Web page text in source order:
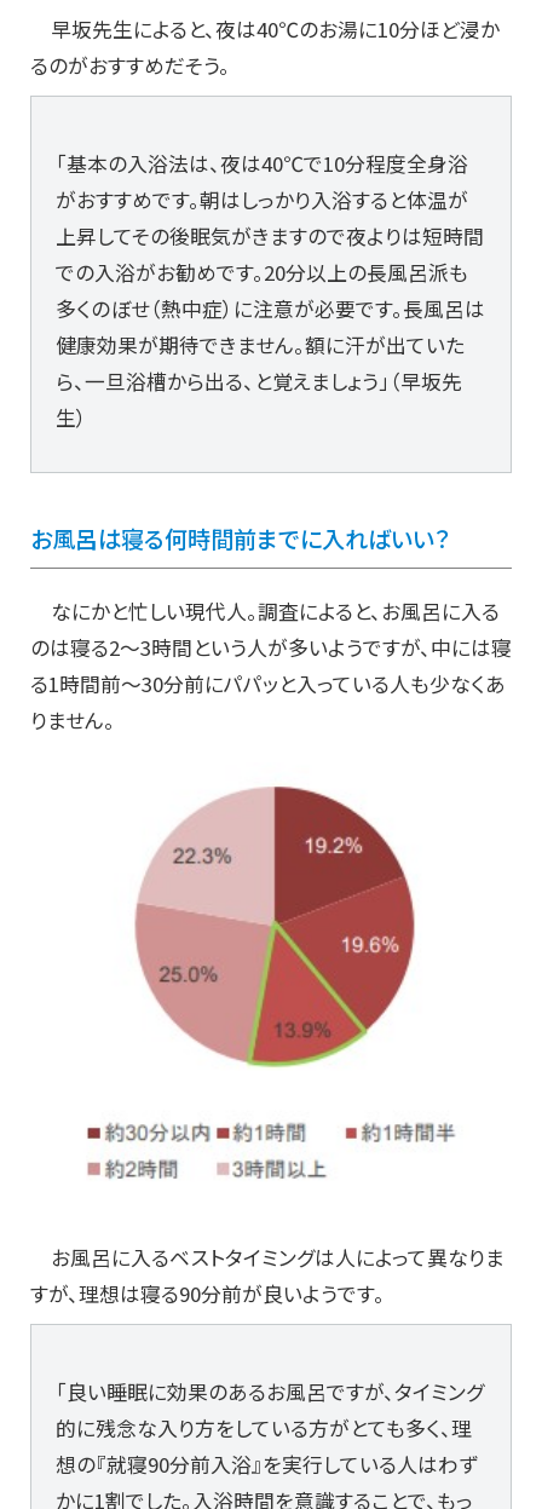
早坂先生によると、夜は40℃のお湯に10分ほど浸か
るのがおすすめだそう。
「基本の入浴法は、夜は40℃で10分程度全身浴
がおすすめです。朝はしっかり入浴すると体温が
上昇してその後眠気がきますので夜よりは短時間
での入浴がお勧めです。20分以上の長風呂派も
多くのぼせ（熱中症）に注意が必要です。長風呂は
健康効果が期待できません。額に汗が出ていた
ら、一旦浴槽から出る、と覚えましょう」（早坂先
生）
お風呂は寝る何時間前までに入ればいい？
なにかと忙しい現代人。調査によると、お風呂に入る
のは寝る2～3時間という人が多いようですが、中には寝
る1時間前～30分前にパパッと入っている人も少なくあ
りません。
お風呂に入るベストタイミングは人によって異なりま
すが、理想は寝る90分前が良いようです。
「良い睡眠に効果のあるお風呂ですが、タイミング
的に残念な入り方をしている方がとても多く、理
想の『就寝90分前入浴』を実行している人はわず
かに1割でした。入浴時間を意識することで、もっ